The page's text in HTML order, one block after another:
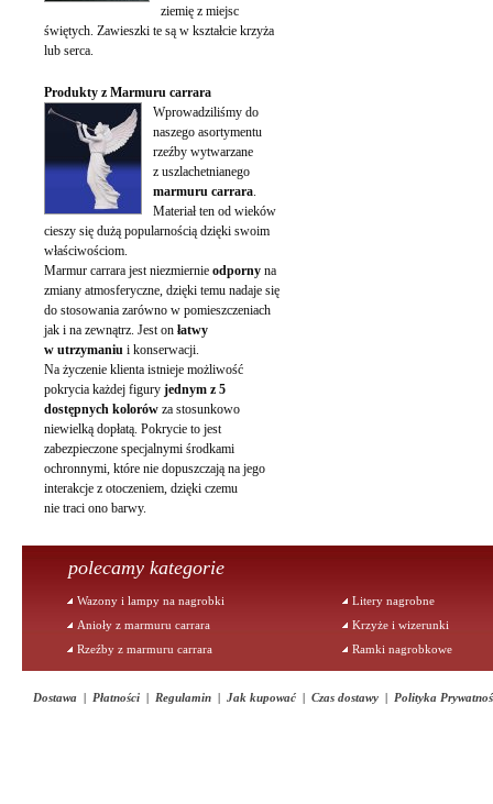
ziemię z miejsc
świętych. Zawieszki te są w kształcie krzyża
lub serca.
Produkty z Marmuru carrara
Wprowadziliśmy do
naszego asortymentu
rzeźby wytwarzane
z uszlachetnianego
marmuru carrara.
Materiał ten od wieków
cieszy się dużą popularnością dzięki swoim
właściwościom.
Marmur carrara jest niezmiernie odporny na
zmiany atmosferyczne, dzięki temu nadaje się
do stosowania zarówno w pomieszczeniach
jak i na zewnątrz. Jest on łatwy
w utrzymaniu i konserwacji.
Na życzenie klienta istnieje możliwość
pokrycia każdej figury jednym z 5
dostępnych kolorów za stosunkowo
niewielką dopłatą. Pokrycie to jest
zabezpieczone specjalnymi środkami
ochronnymi, które nie dopuszczają na jego
interakcje z otoczeniem, dzięki czemu
nie traci ono barwy.
polecamy kategorie
Wazony i lampy na nagrobki
Litery nagrobne
Anioły z marmuru carrara
Krzyże i wizerunki
Rzeźby z marmuru carrara
Ramki nagrobkowe
Dostawa | Płatności | Regulamin | Jak kupować | Czas dostawy | Polityka